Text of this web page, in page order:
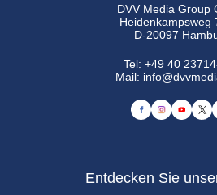
DVV Media Group
Heidenkampsweg
D-20097
Tel:+49 40
Mail:
Entdecken Sie